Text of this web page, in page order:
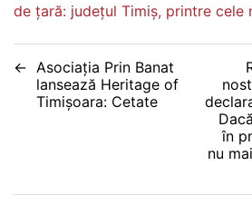
de țară: județul Timiș, printre cele
Navigare
Asociația Prin Banat
lansează Heritage of
Timișoara: Cetate
în
nu